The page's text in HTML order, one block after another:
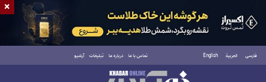
فارسی العربية English تماس با ما درباره ما تبلیغات آرشیو
جمعه ۱۶ مرداد ۱۴۰۵
×